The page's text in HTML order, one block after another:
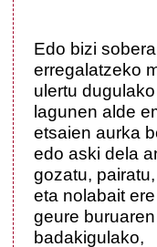
Edo bizi
erregalatzeko
ulertu
lagunen alde
etsaien aurka
edo aski dela
gozatu,
eta nolabait
geure
badakigulako,